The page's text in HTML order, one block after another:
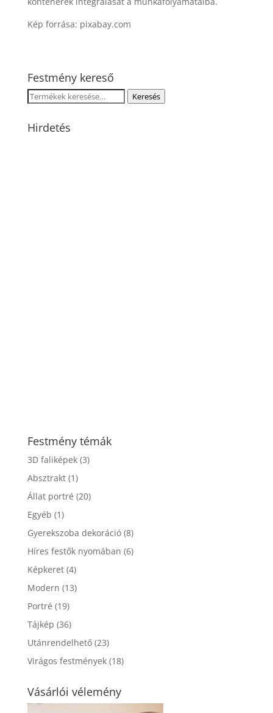
Kép forrása: pixabay.com
Festmény kereső
Keresés
következőre:
Keresés
Hirdetés
Festmény témák
3D faliképek (3)
Absztrakt (1)
Állat portré (20)
Egyéb (1)
Gyerekszoba dekoráció (8)
Híres festők nyomában (6)
Képkeret (4)
Modern (13)
Portré (19)
Tájkép (36)
Utánrendelhető (23)
Virágos festmények (18)
Vásárlói vélemény